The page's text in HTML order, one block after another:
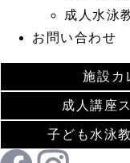
成人水泳
お問い合わせ
施設カ
成人講座
子ども水泳